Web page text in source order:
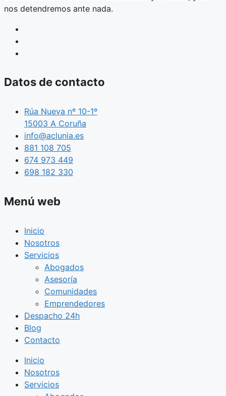
nos detendremos ante nada.
Datos de contacto
Rúa Nueva nº 10-1º
15003 A Coruña
info@aclunia.es
881 108 705
674 973 449
698 182 330
Menú web
Inicio
Nosotros
Servicios
Abogados
Asesoría
Comunidades
Emprendedores
Despacho 24h
Blog
Contacto
Inicio
Nosotros
Servicios